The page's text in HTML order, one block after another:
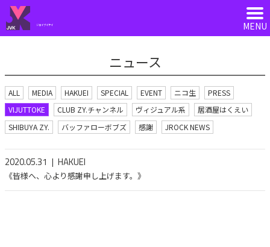
ジェイブイケイ
ニュース
ALL MEDIA HAKUEI SPECIAL EVENT ニコ生
PRESS
VIJUTTOKE
CLUB ZY.チャンネル ヴィジュアル系
居酒屋はくえい
SHIBUYA ZY.
バッファローボブズ 感謝 JROCK NEWS
2020.05.31 HAKUEI
《皆様へ、心より感謝申し上げます。》